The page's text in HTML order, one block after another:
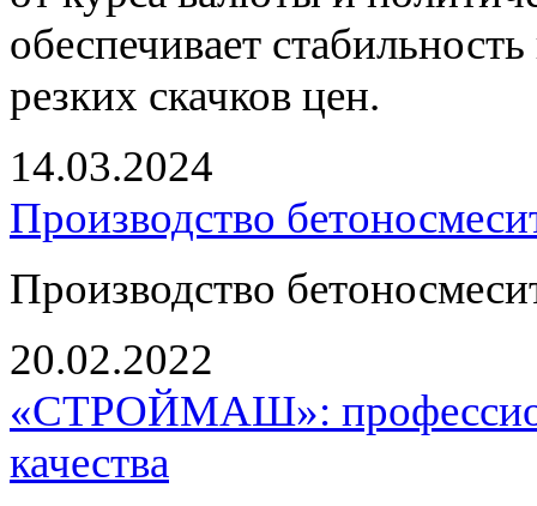
обеспечивает
резких скачков цен.
14.03.2024
Производство
Производство
20.02.2022
«СТРОЙМАШ»:
качества